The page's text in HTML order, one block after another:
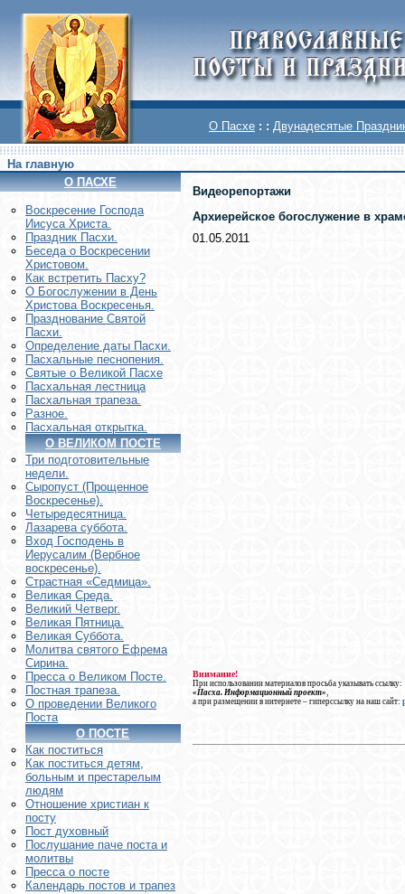
О Пасхе : : Двунадесятые
На главную
О ПАСХЕ
Воскреcение Господа
Иисуса Христа.
Праздник Пасхи.
Беседа о Воскресении
Христовом.
Как встретить Пасху?
О Богослужении в День
Христова Воскресенья.
Празднование Святой
Пасхи.
Определение даты Пасхи.
Пасхальные песнопения.
Святые о Великой Пасхе
Пасхальная лестница
Пасхальная трапеза.
Разное.
Пасхальная открытка.
О ВЕЛИКОМ ПОСТЕ
Три подготовительные
недели.
Сыропуст (Прощенное
Воскресенье).
Четыредесятница.
Лазарева суббота.
Вход Господень в
Иерусалим (Вербное
воскресенье).
Страстная «Седмица».
Великая Среда.
Великий Четверг.
Великая Пятница.
Великая Суббота.
Молитва святого Ефрема
Сирина.
Пресса о Великом Посте.
Постная трапеза.
О проведении Великого
Поста
О ПОСТЕ
Как поститься
Как поститься детям,
больным и престарелым
людям
Отношение христиан к
посту
Пост духовный
Послушание паче поста и
молитвы
Пресса о посте
Календарь постов и трапез
Видеорепортажи
Архиерейское богослужение в
01.05.2011
Внимание!
При использовании материалов просьба указывать ссылку:
«Пасха. Информационный проект»,
а при размещении в интернете – гиперссылку на наш сайт: